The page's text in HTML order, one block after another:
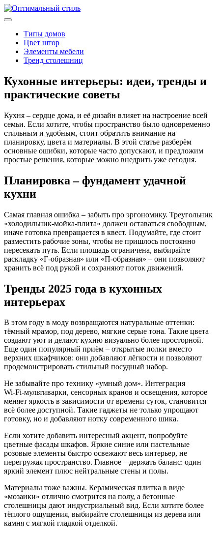
Типы домов
Цвет штор
Элементы мебели
Тренд столешниц
Кухонные интерьеры: идеи, тренды и
практические советы
Кухня – сердце дома, и её дизайн влияет на настроение всей
семьи. Если хотите, чтобы пространство было одновременно
стильным и удобным, стоит обратить внимание на
планировку, цвета и материалы. В этой статье разберём
основные ошибки, которые часто допускают, и предложим
простые решения, которые можно внедрить уже сегодня.
Планировка – фундамент удачной
кухни
Самая главная ошибка – забыть про эргономику. Треугольник
«холодильник‑мойка‑плита» должен оставаться свободным,
иначе готовка превращается в квест. Подумайте, где стоит
разместить рабочие зоны, чтобы не пришлось постоянно
пересекать путь. Если площадь ограничена, выбирайте
раскладку «Г‑образная» или «П-образная» – они позволяют
хранить всё под рукой и сохраняют поток движений.
Тренды 2025 года в кухонных
интерьерах
В этом году в моду возвращаются натуральные оттенки:
тёмный мрамор, под дерево, мягкие серые тона. Такие цвета
создают уют и делают кухню визуально более просторной.
Еще один популярный приём – открытые полки вместо
верхних шкафчиков: они добавляют лёгкости и позволяют
продемонстрировать стильный посудный набор.
Не забывайте про технику «умный дом». Интеграция
Wi‑Fi‑мультиварки, сенсорных кранов и освещения, которое
меняет яркость в зависимости от времени суток, становится
всё более доступной. Такие гаджеты не только упрощают
готовку, но и добавляют нотку современного шика.
Если хотите добавить интересный акцент, попробуйте
цветные фасады шкафов. Яркие синие или пастельные
розовые элементы быстро освежают весь интерьер, не
перегружая пространство. Главное – держать баланс: один
яркий элемент плюс нейтральные стены и полы.
Материалы тоже важны. Керамическая плитка в виде
«мозаики» отлично смотрится на полу, а бетонные
столешницы дают индустриальный вид. Если хотите более
тёплого ощущения, выбирайте столешницы из дерева или
камня с мягкой гладкой отделкой.